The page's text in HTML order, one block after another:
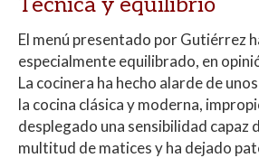
El menú presentado por Gutiérrez
especialmente equilibrado, en
La cocinera ha hecho alarde de
la cocina clásica y moderna,
desplegado una sensibilidad capaz
multitud de matices y ha dejado